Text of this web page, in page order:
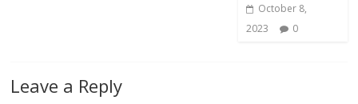
October 8,
2023
0
Leave a Reply